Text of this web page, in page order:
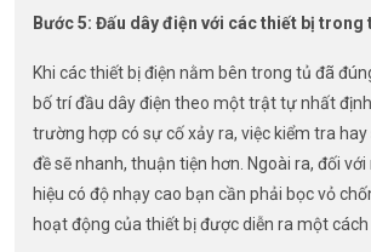
Bước 5: Đấu dây điện với các thiết bị trong
Khi các thiết bị điện nằm bên trong tủ đã
bố trí đầu dây điện theo một trật tự nhất
trường hợp có sự cố xảy ra, việc kiểm tra
đề sẽ nhanh, thuận tiện hơn. Ngoài ra, đối
hiệu có độ nhạy cao bạn cần phải bọc vỏ
hoạt động của thiết bị được diễn ra một